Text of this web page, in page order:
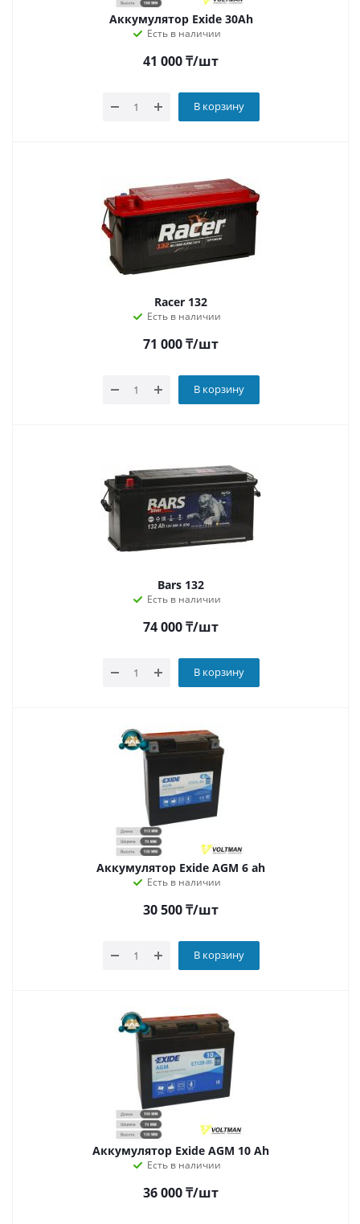
Аккумулятор Exide 30Ah
Есть в наличии
41 000₸/шт
В корзину
Racer 132
Есть в наличии
71 000₸/шт
В корзину
Bars 132
Есть в наличии
74 000₸/шт
В корзину
Аккумулятор Exide AGM 6 ah
Есть в наличии
30 500₸/шт
В корзину
Аккумулятор Exide AGM 10 Ah
Есть в наличии
36 000₸/шт